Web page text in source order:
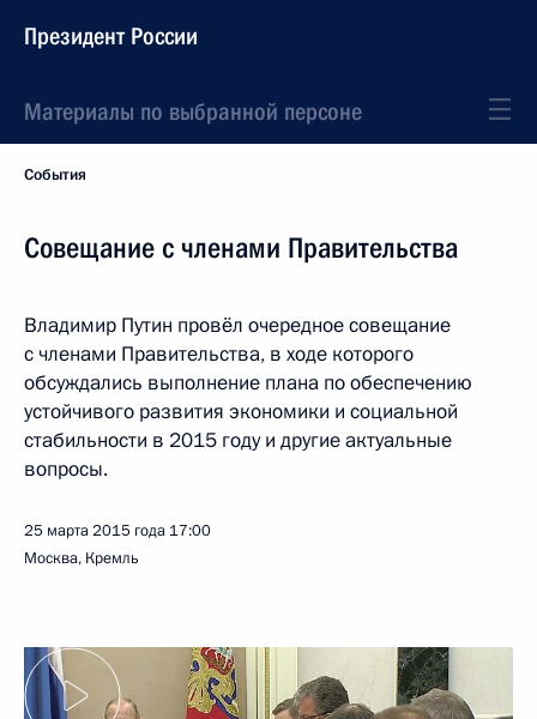
Президент России
Материалы по выбранной персоне
События
Совещание с членами Правительства
Владимир Путин провёл очередное совещание
с членами Правительства, в ходе которого
обсуждались выполнение плана по обеспечению
устойчивого развития экономики и социальной
стабильности в 2015 году и другие актуальные
вопросы.
25 марта 2015 года 17:00
Москва, Кремль